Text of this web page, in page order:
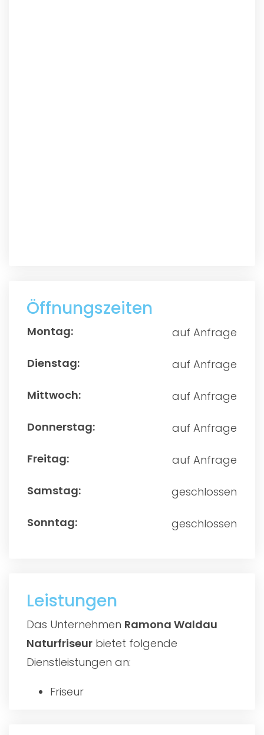
Öffnungszeiten
auf Anfrage
auf Anfrage
auf Anfrage
auf Anfrage
auf Anfrage
geschlossen
geschlossen
Leistungen
Das Unternehmen Ramona Waldau
Naturfriseur bietet folgende
Dienstleistungen an:
Friseur